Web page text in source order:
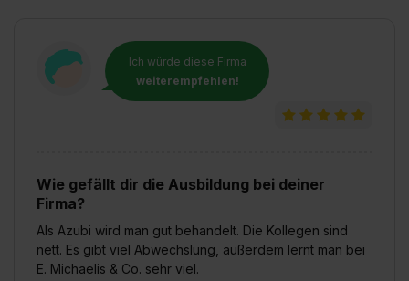
Ich würde diese Firma
weiterempfehlen!
Wie gefällt dir die Ausbildung bei deiner
Firma?
Als Azubi wird man gut behandelt. Die Kollegen sind
nett. Es gibt viel Abwechslung, außerdem lernt man bei
E. Michaelis & Co. sehr viel.